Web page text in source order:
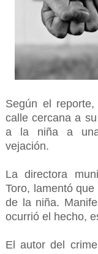
Según el
calle cercana a
a la niña a una
vejación.
La directora
Toro, lamentó
de la niña.
ocurrió el hecho,
El autor del